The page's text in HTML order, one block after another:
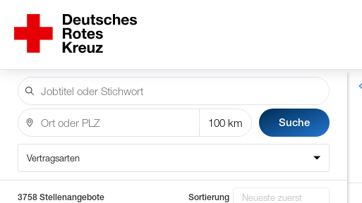
Suche
Vertragsarten
3758 Stellenangebote Sortierung